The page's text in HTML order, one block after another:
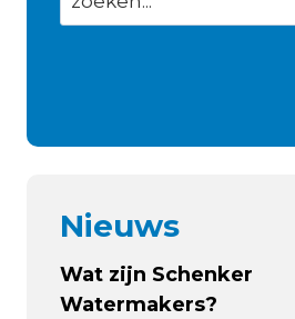
Nieuws
Wat zijn Schenker
Watermakers?